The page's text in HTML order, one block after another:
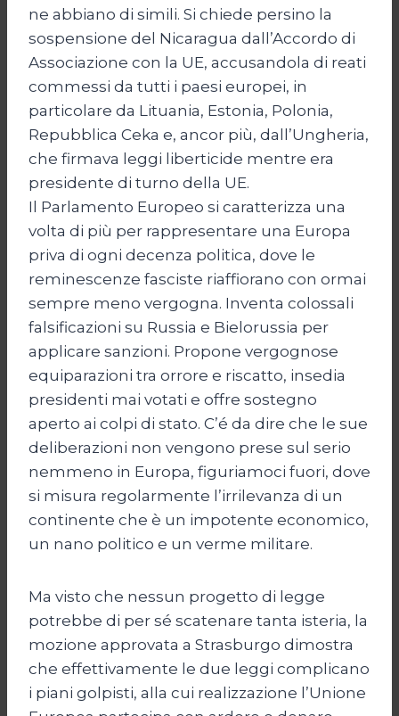
ne abbiano di simili. Si chiede persino la
sospensione del Nicaragua dall’Accordo di
Associazione con la UE, accusandola di reati
commessi da tutti i paesi europei, in
particolare da Lituania, Estonia, Polonia,
Repubblica Ceka e, ancor più, dall’Ungheria,
che firmava leggi liberticide mentre era
presidente di turno della UE.
Il Parlamento Europeo si caratterizza una
volta di più per rappresentare una Europa
priva di ogni decenza politica, dove le
reminescenze fasciste riaffiorano con ormai
sempre meno vergogna. Inventa colossali
falsificazioni su Russia e Bielorussia per
applicare sanzioni. Propone vergognose
equiparazioni tra orrore e riscatto, insedia
presidenti mai votati e offre sostegno
aperto ai colpi di stato. C’é da dire che le sue
deliberazioni non vengono prese sul serio
nemmeno in Europa, figuriamoci fuori, dove
si misura regolarmente l’irrilevanza di un
continente che è un impotente economico,
un nano politico e un verme militare.
Ma visto che nessun progetto di legge
potrebbe di per sé scatenare tanta isteria, la
mozione approvata a Strasburgo dimostra
che effettivamente le due leggi complicano
i piani golpisti, alla cui realizzazione l’Unione